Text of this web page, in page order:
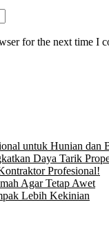
for the next time I
untuk Hunian dan
Daya Tarik
Profesional!
Agar Tetap Awet
Lebih Kekinian